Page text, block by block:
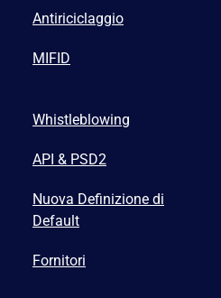
Antiriciclaggio
MIFID
Whistleblowing
API & PSD2
Nuova Definizione di
Default
Fornitori